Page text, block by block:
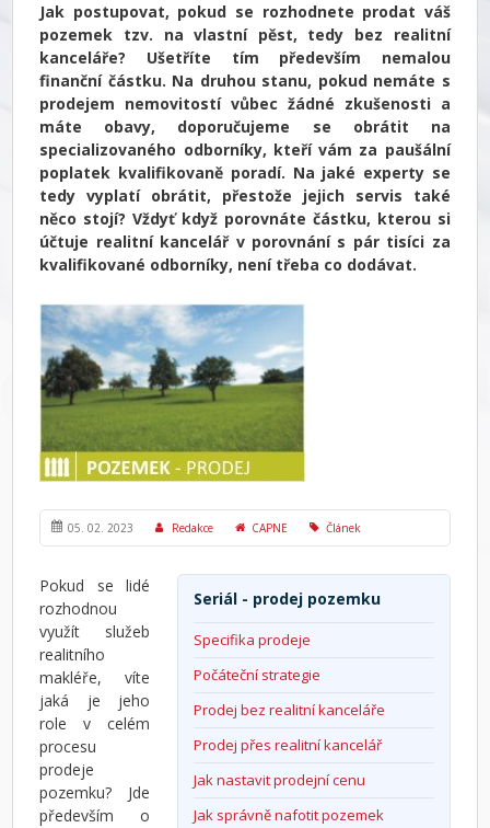
Jak postupovat, pokud se rozhodnete prodat váš
pozemek tzv. na vlastní pěst, tedy bez realitní
kanceláře? Ušetříte tím především nemalou
finanční částku. Na druhou stanu, pokud nemáte s
prodejem nemovitostí vůbec žádné zkušenosti a
máte obavy, doporučujeme se obrátit na
specializovaného odborníky, kteří vám za paušální
poplatek kvalifikovaně poradí. Na jaké experty se
tedy vyplatí obrátit, přestože jejich servis také
něco stojí? Vždyť když porovnáte částku, kterou si
účtuje realitní kancelář v porovnání s pár tisíci za
kvalifikované odborníky, není třeba co dodávat.
05. 02. 2023 Redakce CAPNE Článek
Seriál - prodej pozemku
Specifika prodeje
Počáteční strategie
Prodej bez realitní kanceláře
Prodej přes realitní kancelář
Jak nastavit prodejní cenu
Jak správně nafotit pozemek
Pokud se lidé
rozhodnou
využít služeb
realitního
makléře, víte
jaká je jeho
role v celém
procesu
prodeje
pozemku? Jde
především o